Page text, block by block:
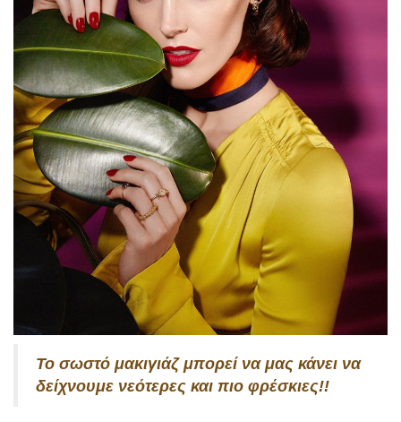
Το σωστό μακιγιάζ μπορεί να μας κάνει να
δείχνουμε νεότερες και πιο φρέσκιες!!